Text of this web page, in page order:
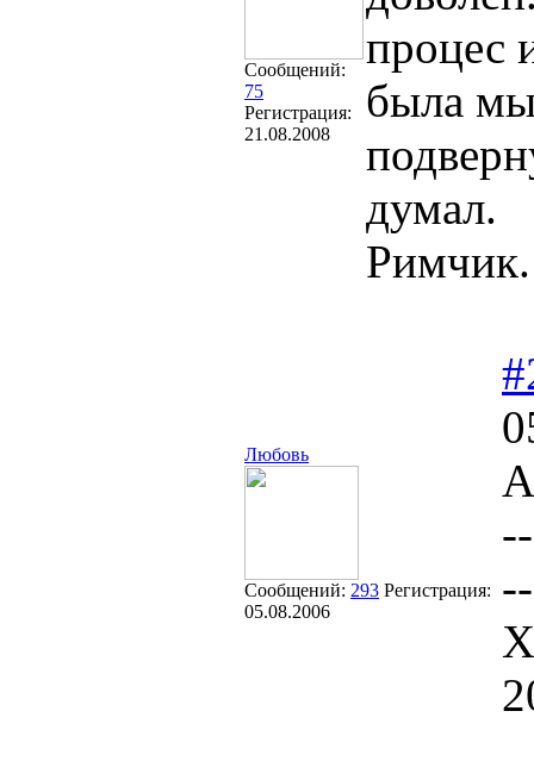
Сообщений:
75
Регистрация:
21.08.2008
процес
была
думал.
Римчик.
Любовь
Сообщений: 293 Регистрация:
05.08.2006